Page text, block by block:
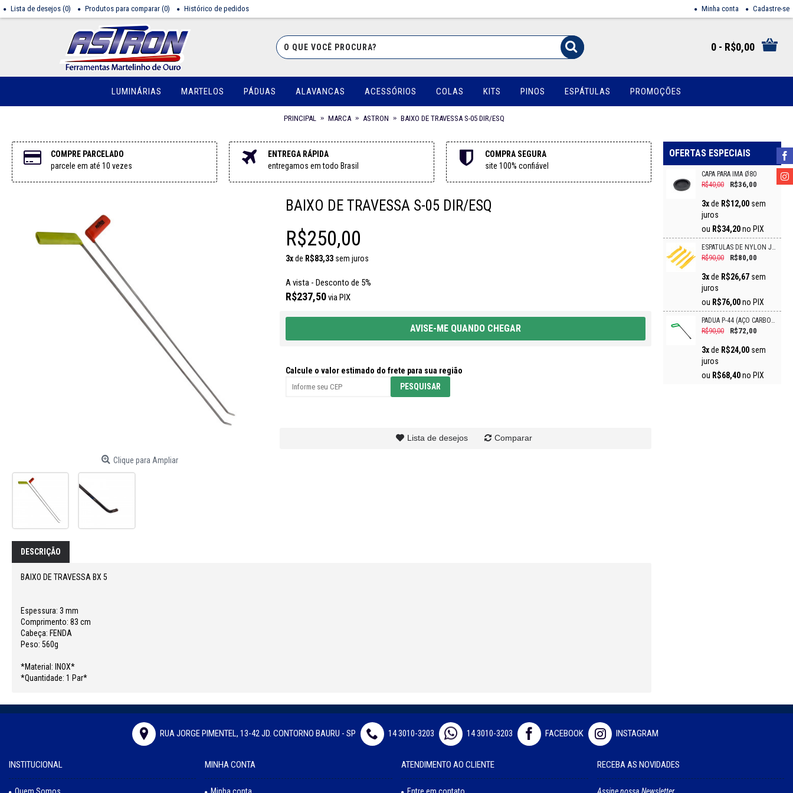
Lista de desejos (0) Produtos para comparar (0) Histórico de pedidos Minha conta Cadastre-se
0 - R$0,00
LUMINÁRIAS MARTELOS PÁDUAS ALAVANCAS ACESSÓRIOS COLAS KITS PINOS ESPÁTULAS PROMOÇÕES
PRINCIPAL MARCA ASTRON BAIXO DE TRAVESSA S-05 DIR/ESQ
OFERTAS ESPECIAIS
CAPA PARA IMÃ Ø80
R$40,00
R$36,00
3xde R$12,00 sem
juros
ou R$34,20no PIX
ESPÁTULAS DE NYLON JG C 4/PCS VONDER
R$90,00
R$80,00
3xde R$26,67 sem
juros
ou R$76,00no PIX
PÁDUA P-44 (AÇO CARBONO)
R$90,00
R$72,00
3xde R$24,00 sem
juros
ou R$68,40no PIX
COMPRE PARCELADO
parcele em até 10 vezes
ENTREGA RÁPIDA
entregamos em todo Brasil
COMPRA SEGURA
site 100% confiável
Clique para Ampliar
BAIXO DE TRAVESSA S-05 DIR/ESQ
R$250,00
3xde R$83,33sem juros
A vista - Desconto de 5%
R$237,50via PIX
AVISE-ME QUANDO CHEGAR
Calcule o valor estimado do frete para sua região
Lista de desejos Comparar
DESCRIÇÃO
BAIXO DE TRAVESSA BX 5
Espessura: 3 mm
Comprimento: 83 cm
Cabeça: FENDA
Peso: 560g
*Material: INOX*
*Quantidade: 1 Par*
RUA JORGE PIMENTEL, 13-42 JD. CONTORNO BAURU - SP 14 3010-3203 14 3010-3203 FACEBOOK INSTAGRAM
INSTITUCIONAL MINHA CONTA ATENDIMENTO AO CLIENTE RECEBA AS NOVIDADES